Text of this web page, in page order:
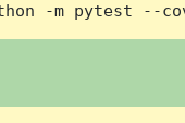
python -m pytest